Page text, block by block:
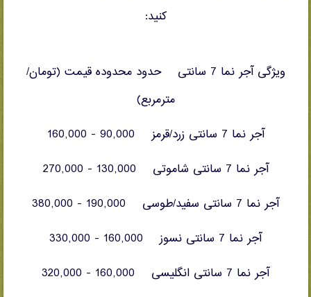
کنید:
ویژگی آجر نما 7 سانتی حدود محدوده قیمت (تومان/
مترمربع)
آجر نما 7 سانتی زرد/قرمز 90,000 - 160,000
آجر نما 7 سانتی شاموتی 130,000 - 270,000
آجر نما 7 سانتی سفید/طوسی 190,000 - 380,000
آجر نما 7 سانتی نسوز 160,000 - 330,000
آجر نما 7 سانتی انگلیسی 160,000 - 320,000